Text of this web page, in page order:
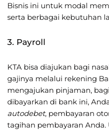
Bisnis ini untuk modal
serta berbagai kebutuhan
3. Payroll
KTA bisa diajukan bagi
gajinya melalui rekening
mengajukan pinjaman,
dibayarkan di bank ini,
autodebet, pembayaran
tagihan pembayaran Anda.